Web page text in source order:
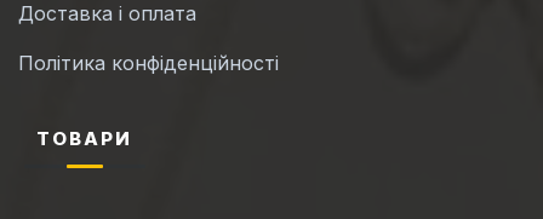
Доставка і оплата
Політика конфіденційності
ТОВАРИ